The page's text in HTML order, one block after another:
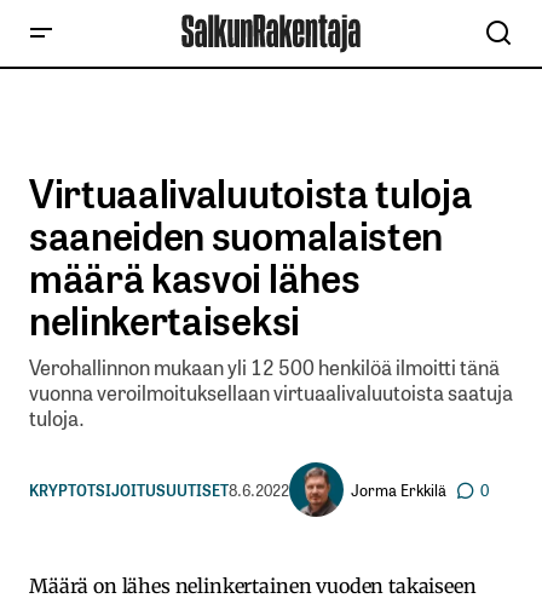
Virtuaalivaluutoista tuloja
saaneiden suomalaisten
määrä kasvoi lähes
nelinkertaiseksi
Verohallinnon mukaan yli 12 500 henkilöä ilmoitti tänä
vuonna veroilmoituksellaan virtuaalivaluutoista saatuja
tuloja.
KRYPTOTSIJOITUSUUTISET8.6.2022 Jorma Erkkilä 0
Määrä on lähes nelinkertainen vuoden takaiseen